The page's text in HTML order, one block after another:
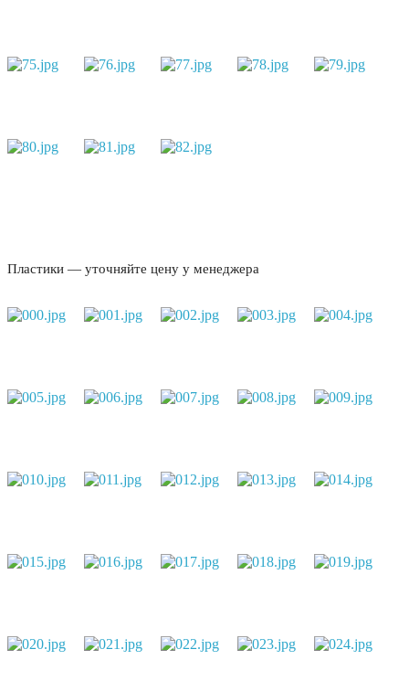
Пластики — уточняйте цену у менеджера